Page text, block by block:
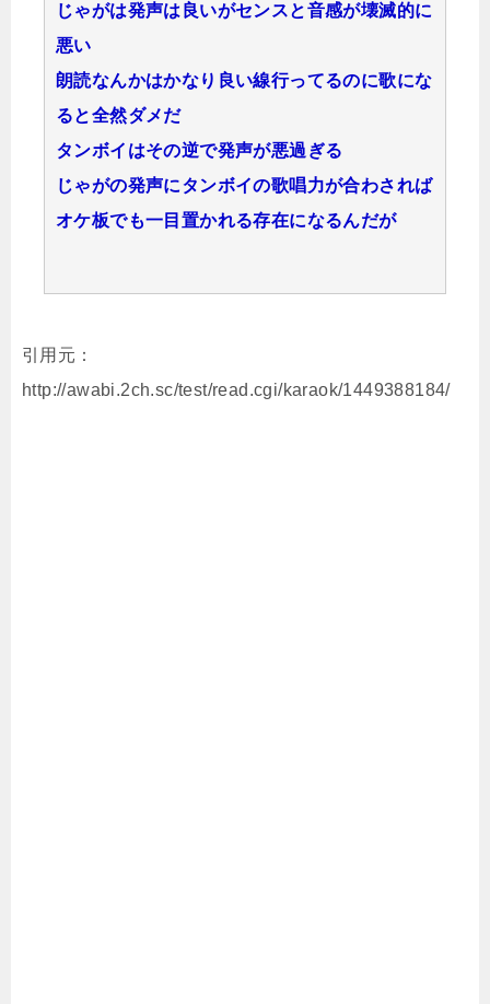
じゃがは発声は良いがセンスと音感が壊滅的に
悪い
朗読なんかはかなり良い線行ってるのに歌にな
ると全然ダメだ
タンボイはその逆で発声が悪過ぎる
じゃがの発声にタンボイの歌唱力が合わされば
オケ板でも一目置かれる存在になるんだが
引用元：
http://awabi.2ch.sc/test/read.cgi/karaok/1449388184/